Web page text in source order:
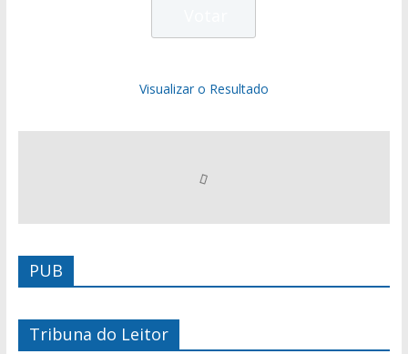
Visualizar o Resultado
PUB
Tribuna do Leitor